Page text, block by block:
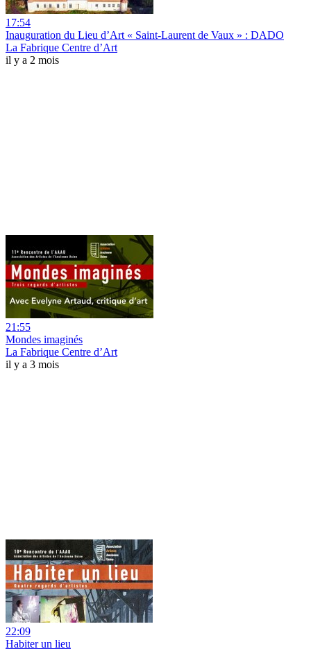
17:54
Inauguration du Lieu d’Art « Saint-Laurent de Vaux » : DADO
La Fabrique Centre d’Art
il y a 2 mois
21:55
Mondes imaginés
La Fabrique Centre d’Art
il y a 3 mois
22:09
Habiter un lieu